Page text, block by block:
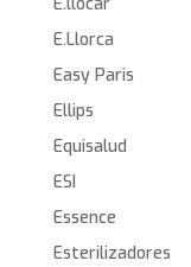
E.Llorca
Easy Paris
Ellips
Equisalud
ESI
Essence
Esterilizadores